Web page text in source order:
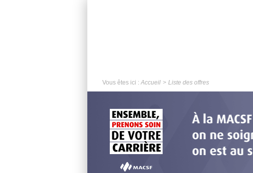
Vous êtes ici : Accueil Liste des offres